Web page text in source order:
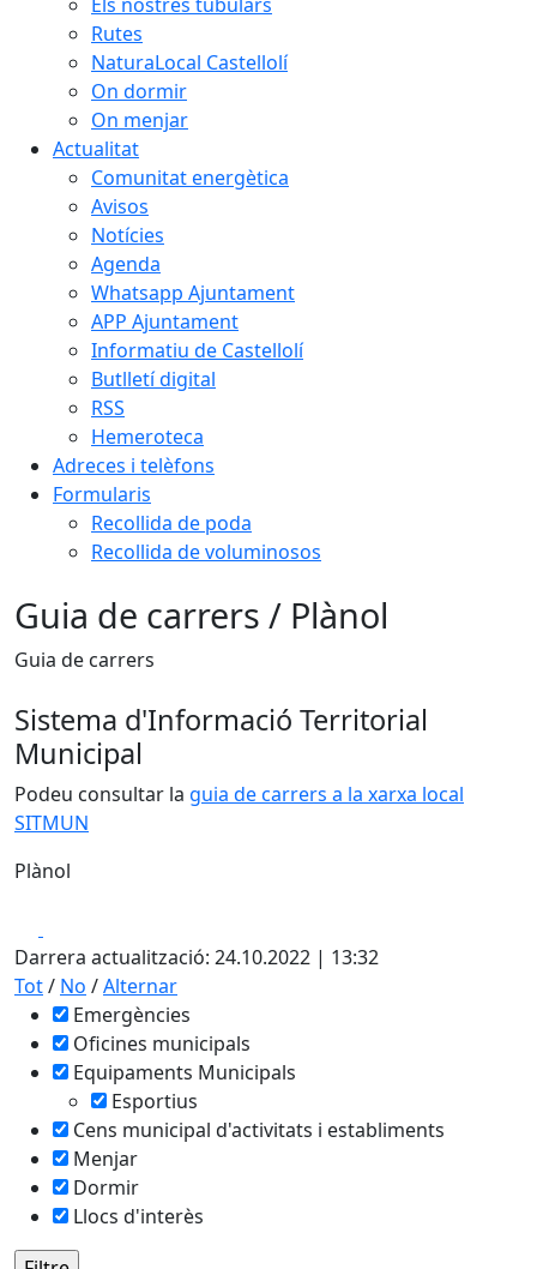
Rutes
NaturaLocal Castellolí
On dormir
On menjar
Actualitat
Comunitat energètica
Avisos
Notícies
Agenda
Whatsapp Ajuntament
APP Ajuntament
Informatiu de Castellolí
Butlletí digital
RSS
Hemeroteca
Adreces i telèfons
Formularis
Recollida de poda
Recollida de voluminosos
Guia de carrers / Plànol
Guia de carrers
Sistema d'Informació Territorial
Municipal
Podeu consultar la guia de carrers a la xarxa local
SITMUN
Plànol
+
−
Darrera actualització: 24.10.2022 | 13:32
Tot/ No /Alternar
Emergències
Oficines municipals
Equipaments Municipals
Esportius
Cens municipal d'activitats i establiments
Menjar
Dormir
Llocs d'interès